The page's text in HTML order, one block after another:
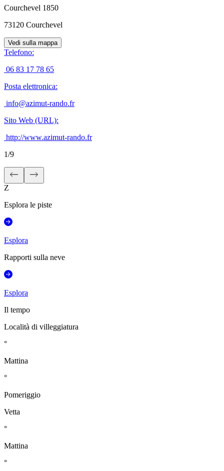
Courchevel 1850
73120 Courchevel
Vedi sulla mappa
Telefono:
06 83 17 78 65
Posta elettronica:
info@azimut-rando.fr
Sito Web (URL):
http://www.azimut-rando.fr
1/9
Z
Esplora le piste
Esplora
Rapporti sulla neve
Esplora
Il tempo
Località di villeggiatura
°
Mattina
°
Pomeriggio
Vetta
°
Mattina
°